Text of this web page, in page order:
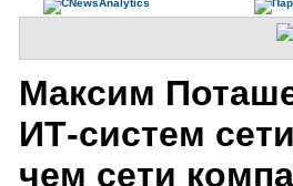
Максим
ИТ-систем
чем сети